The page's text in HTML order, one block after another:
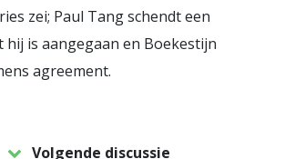
zei; Paul Tang schendt een
hij is aangegaan en Boekestijn
agreement.
Volgende discussie